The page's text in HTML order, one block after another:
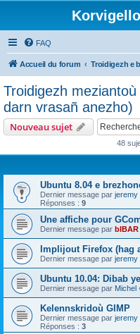
FAQ
Accueil du forum Troidigezh e
Troidigezh
darn vrasañ anezho)
Nouveau sujet
48
Ubuntu 8.04 e
Dernier message par jeremy
Réponses : 9
Une affiche pour
Dernier message par bIBAR
Implijout Firefox (hag
Dernier message par jeremy
Ubuntu 10.04: Dibab
Dernier message par Michel
Kelennskridoù GIMP
Dernier message par jeremy
Réponses : 3